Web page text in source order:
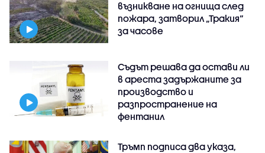
възникване на огнища след
пожара, затворил „Тракия“
за часове
Съдът решава да остави ли
в ареста задържаните за
производство и
разпространение на
фентанил
Тръмп подписа два указа,